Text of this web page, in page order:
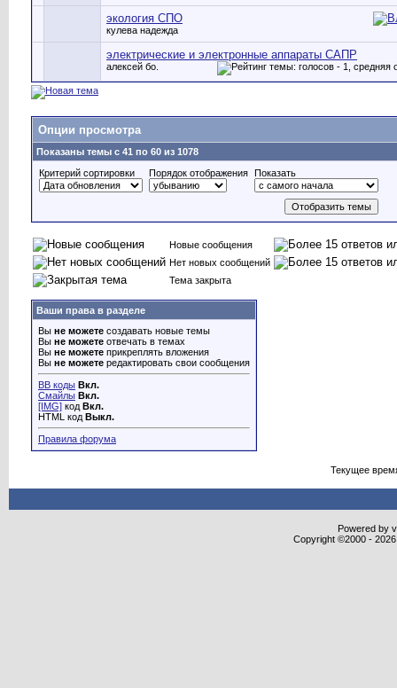
экология СПО
кулева надежда
электрические и электронные аппараты САПР
алексей бо.
Опции просмотра
Показаны темы с 41 по 60 из 1078
Критерий сортировки
Порядок отображения Показать
Новые сообщения
Нет новых сообщений
Тема закрыта
Ваши права в разделе
Вы не можете создавать новые темы
Вы не можете отвечать в темах
Вы не можете прикреплять вложения
Вы не можете редактировать свои сообщения
BB коды Вкл.
Смайлы Вкл.
[IMG] код Вкл.
HTML код Выкл.
Правила форума
Текущее
Powered by
Copyright ©2000 -